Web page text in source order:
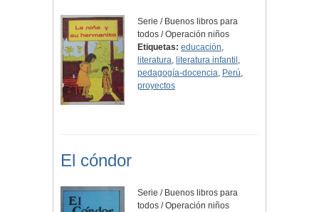
Serie / Buenos libros para
todos / Operación niños
Etiquetas: educación,
literatura, literatura infantil ,
pedagogía-docencia, Perú,
proyectos
El cóndor
Serie / Buenos libros para
todos / Operación niños